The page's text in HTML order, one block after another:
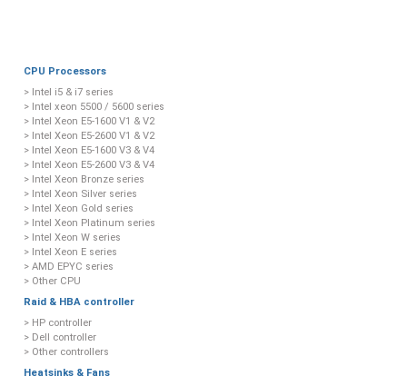
CPU Processors
> Intel i5 & i7 series
> Intel xeon 5500 / 5600 series
> Intel Xeon E5-1600 V1 & V2
> Intel Xeon E5-2600 V1 & V2
> Intel Xeon E5-1600 V3 & V4
> Intel Xeon E5-2600 V3 & V4
> Intel Xeon Bronze series
> Intel Xeon Silver series
> Intel Xeon Gold series
> Intel Xeon Platinum series
> Intel Xeon W series
> Intel Xeon E series
> AMD EPYC series
> Other CPU
Raid & HBA controller
> HP controller
> Dell controller
> Other controllers
Heatsinks & Fans